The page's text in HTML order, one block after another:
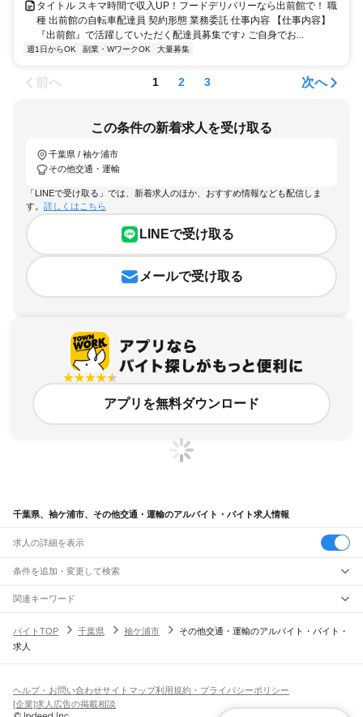
タイトル スキマ時間で収入UP！フードデリバリーなら出前館で！ 職
種 出前館の自転車配達員 契約形態 業務委託 仕事内容 【仕事内容】
『出前館』で活躍していただく配達員募集です♪ ご自身でお...
週1日からOK 副業・WワークOK 大量募集
前へ 1 2 3 次へ
この条件の新着求人を受け取る
千葉県 / 袖ケ浦市
その他交通・運輸
「LINEで受け取る」では、新着求人のほか、おすすめ情報なども配信しま
す。 詳しくはこちら
LINEで受け取る
メールで受け取る
アプリを無料ダウンロード
千葉県、袖ケ浦市、その他交通・運輸のアルバイト・バイト求人情報
求人の詳細を表示
条件を追加・変更して検索
市区町村を追加・変更
千葉県すべて
旭市習志野市柏市勝浦市市原市流山市八千代市我孫子市鴨川市鎌ケ谷市
君津市富津市浦安市 印西市白井市富里市南房総市
駅を追加・変更
JR中央・総武線
市川駅本八幡駅下総中山駅 津田沼駅幕張本郷駅幕張駅
職種を追加・変更
飲食・フードサービスすべて
ホールスタッフキッチンスタッフ
パン屋（ベーカリー）
バー（BAR）・バーテンダー
人気
雇用形態を追加・変更
関連キーワード
千葉県 ドライバー・引越し・配送 運転
千葉県 ドライバー・引越し・配送 その他交通・運輸 軽貨物
バイトTOP 千葉県 袖ケ浦市
その他交通・運輸のアルバイト・バイト・
求人
ヘルプ・お問い合わせサイトマップ利用規約・プライバシーポリシー
[企業]求人広告の掲載相談